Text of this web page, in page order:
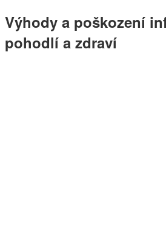
Výhody a poškození
pohodlí a zdraví